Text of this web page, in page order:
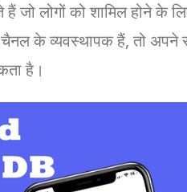
हैं जो लोगों को शामिल होने
के व्यवस्थापक हैं, तो
है।